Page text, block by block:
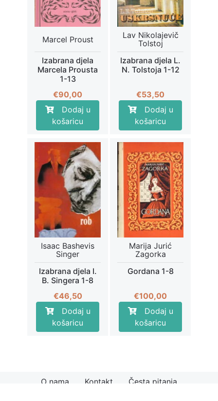
Marcel Proust
Izabrana djela
Marcela Prousta
1-13
€90,00
Dodaj u
košaricu
Lav Nikolajevič
Tolstoj
Izabrana djela L.
N. Tolstoja 1-12
€53,50
Dodaj u
košaricu
Isaac Bashevis
Singer
Izabrana djela I.
B. Singera 1-8
€46,50
Dodaj u
košaricu
Marija Jurić
Zagorka
Gordana 1-8
€100,00
Dodaj u
košaricu
O nama Kontakt
Česta pitanja